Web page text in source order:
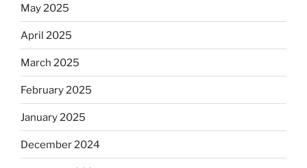
May 2025
April 2025
March 2025
February 2025
January 2025
December 2024